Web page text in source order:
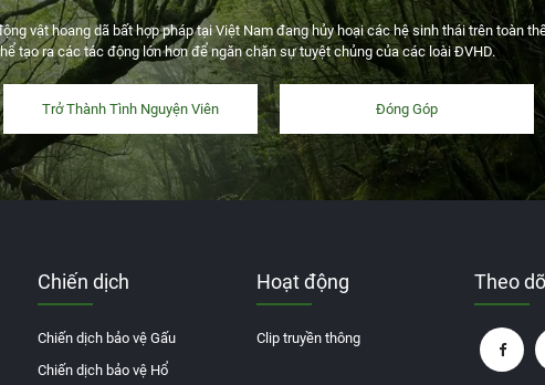
vật hoang dã bất hợp pháp tại Việt Nam đang hủy hoại các hệ sinh thái trên toàn
tạo ra các tác động lớn hơn để ngăn chặn sự tuyệt chủng của các loài ĐVHD.
Trở Thành Tình Nguyện Viên Đóng Góp
Chiến dịch
Chiến dịch bảo vệ Gấu
Chiến dịch bảo vệ Hổ
Hoạt động
Clip truyền thông
Theo